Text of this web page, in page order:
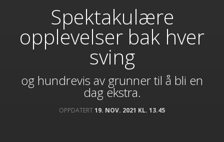
Spektakulære
opplevelser bak hver
sving
og hundrevis av grunner til å bli en
dag ekstra.
OPPDATERT19. NOV. 2021 KL. 13.45